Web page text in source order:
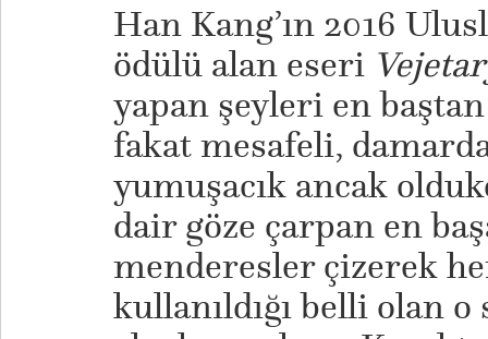
Han Kang’ın 2016
ödülü alan eseri
yapan şeyleri en
fakat mesafeli,
yumuşacık ancak
dair göze çarpan en
menderesler çizerek
kullanıldığı belli olan